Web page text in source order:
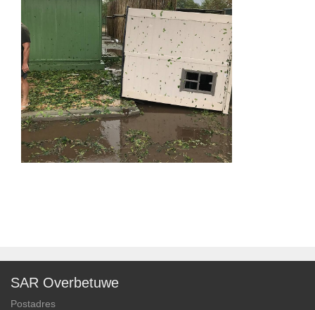
SAR Overbetuwe
Postadres